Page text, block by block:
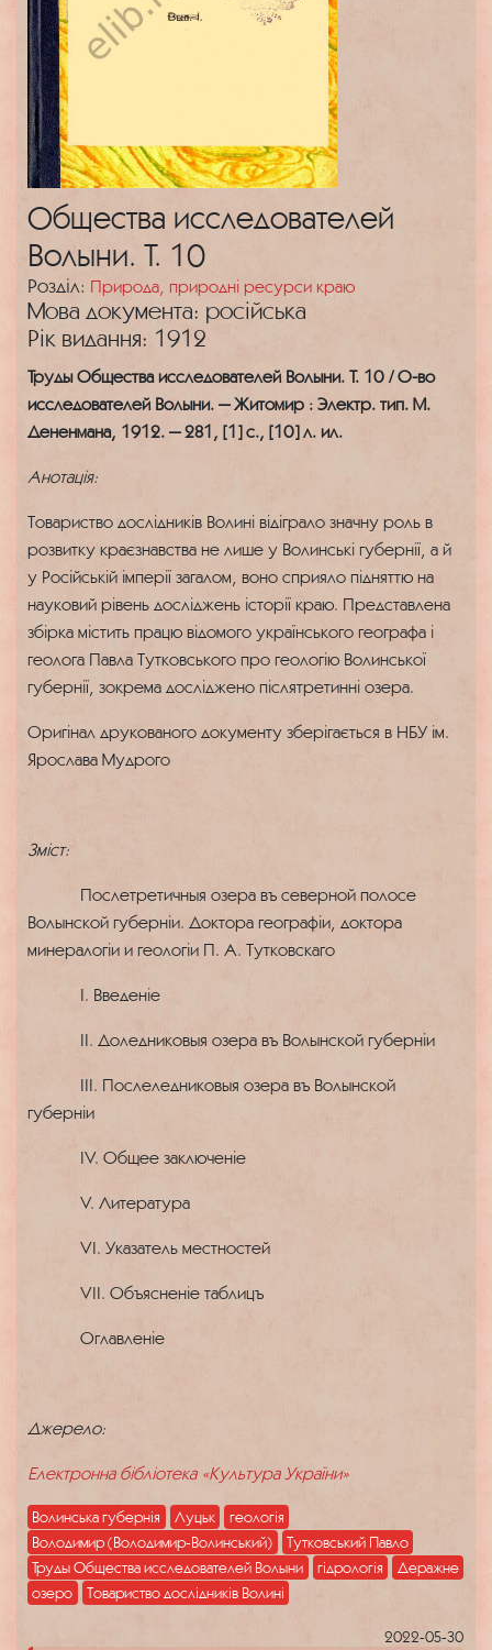
Общества исследователей
Волыни. Т. 10
Розділ: Природа, природні ресурси краю
Мова документа: російська
Рік видання: 1912
Труды Общества исследователей Волыни. Т. 10 / О-во
исследователей Волыни. — Житомир : Электр. тип. М.
Дененмана, 1912. — 281, [1] с., [10] л. ил.
Анотація:
Товариство дослідників Волині відіграло значну роль в
розвитку краєзнавства не лише у Волинські губернії, а й
у Російській імперії загалом, воно сприяло підняттю на
науковий рівень досліджень історії краю. Представлена
збірка містить працю відомого українського географа і
геолога Павла Тутковського про геологію Волинської
губернії, зокрема досліджено післятретинні озера.
Оригінал друкованого документу зберігається в НБУ ім.
Ярослава Мудрого
Зміст:
Послетретичныя озера въ северной полосе
Волынской губерніи. Доктора географіи, доктора
минералогіи и геологіи П. А. Тутковскаго
I. Введеніе
II. Доледниковыя озера въ Волынской губерніи
III. Послеледниковыя озера въ Волынской
губерніи
IV. Общее заключеніе
V. Литература
VI. Указатель местностей
VII. Объясненіе таблицъ
Оглавленіе
Джерело:
Електронна бібліотека «Культура України»
Волинська губернія Луцьк
геологія
Володимир (Володимир-Волинський)
Тутковський Павло
Труды Общества исследователей Волыни
гідрологія
Деражне
озеро
Товариство дослідників Волині
2022-05-30